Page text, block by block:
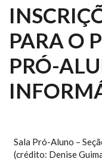
PARA O
PRÓ-
Sala Pró-Aluno –
(crédito: Denise